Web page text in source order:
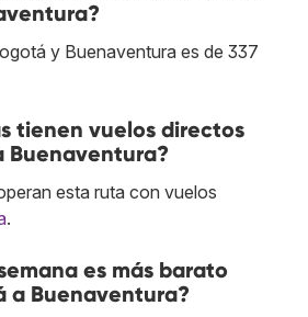
y Buenaventura es de 337
tienen vuelos directos
Buenaventura?
esta ruta con vuelos
.
es más barato
a Buenaventura?